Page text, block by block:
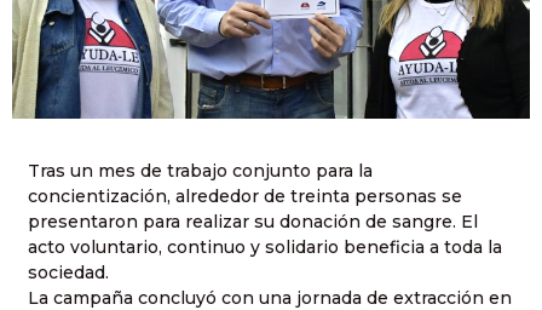
Tras un mes de trabajo conjunto para la
concientización, alrededor de treinta personas se
presentaron para realizar su donación de sangre. El
acto voluntario, continuo y solidario beneficia a toda la
sociedad.
La campaña concluyó con una jornada de extracción en